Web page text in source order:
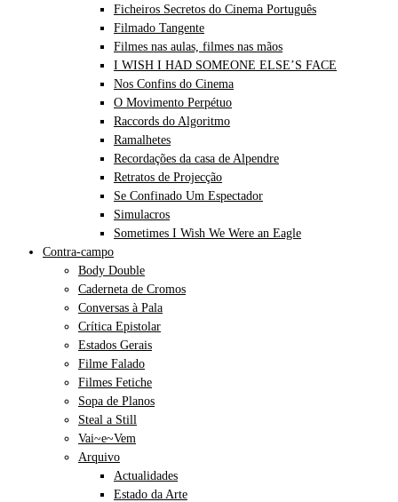
Ficheiros Secretos do Cinema Português
Filmado Tangente
Filmes nas aulas, filmes nas mãos
I WISH I HAD SOMEONE ELSE’S FACE
Nos Confins do Cinema
O Movimento Perpétuo
Raccords do Algoritmo
Ramalhetes
Recordações da casa de Alpendre
Retratos de Projecção
Se Confinado Um Espectador
Simulacros
Sometimes I Wish We Were an Eagle
Contra-campo
Body Double
Caderneta de Cromos
Conversas à Pala
Crítica Epistolar
Estados Gerais
Filme Falado
Filmes Fetiche
Sopa de Planos
Steal a Still
Vai~e~Vem
Arquivo
Actualidades
Estado da Arte